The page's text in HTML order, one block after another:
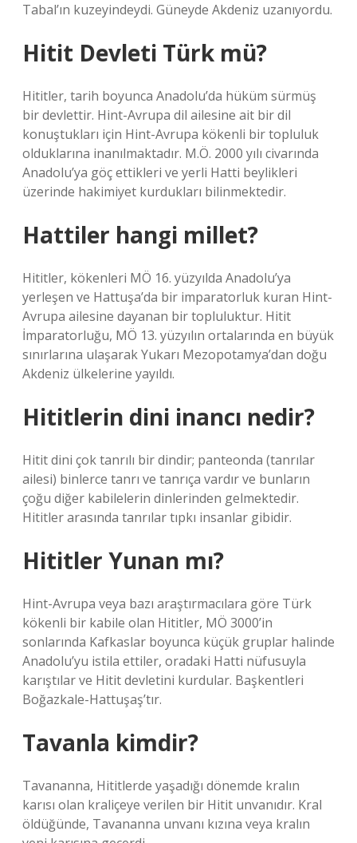
Tabal’ın kuzeyindeydi. Güneyde Akdeniz uzanıyordu.
Hitit Devleti Türk mü?
Hititler, tarih boyunca Anadolu’da hüküm sürmüş
bir devlettir. Hint-Avrupa dil ailesine ait bir dil
konuştukları için Hint-Avrupa kökenli bir topluluk
olduklarına inanılmaktadır. M.Ö. 2000 yılı civarında
Anadolu’ya göç ettikleri ve yerli Hatti beylikleri
üzerinde hakimiyet kurdukları bilinmektedir.
Hattiler hangi millet?
Hititler, kökenleri MÖ 16. yüzyılda Anadolu’ya
yerleşen ve Hattuşa’da bir imparatorluk kuran Hint-
Avrupa ailesine dayanan bir topluluktur. Hitit
İmparatorluğu, MÖ 13. yüzyılın ortalarında en büyük
sınırlarına ulaşarak Yukarı Mezopotamya’dan doğu
Akdeniz ülkelerine yayıldı.
Hititlerin dini inancı nedir?
Hitit dini çok tanrılı bir dindir; panteonda (tanrılar
ailesi) binlerce tanrı ve tanrıça vardır ve bunların
çoğu diğer kabilelerin dinlerinden gelmektedir.
Hititler arasında tanrılar tıpkı insanlar gibidir.
Hititler Yunan mı?
Hint-Avrupa veya bazı araştırmacılara göre Türk
kökenli bir kabile olan Hititler, MÖ 3000’in
sonlarında Kafkaslar boyunca küçük gruplar halinde
Anadolu’yu istila ettiler, oradaki Hatti nüfusuyla
karıştılar ve Hitit devletini kurdular. Başkentleri
Boğazkale-Hattuşaş’tır.
Tavanla kimdir?
Tavananna, Hititlerde yaşadığı dönemde kralın
karısı olan kraliçeye verilen bir Hitit unvanıdır. Kral
öldüğünde, Tavananna unvanı kızına veya kralın